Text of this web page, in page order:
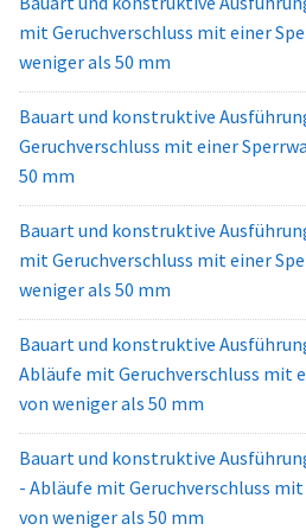
mit Geruchverschluss mit einer
weniger als 50 mm
Bauart und konstruktive
Geruchverschluss mit einer
50 mm
Bauart und konstruktive
mit Geruchverschluss mit einer
weniger als 50 mm
Bauart und konstruktive
Abläufe mit Geruchverschluss mit
von weniger als 50 mm
Bauart und konstruktive
- Abläufe mit Geruchverschluss
von weniger als 50 mm